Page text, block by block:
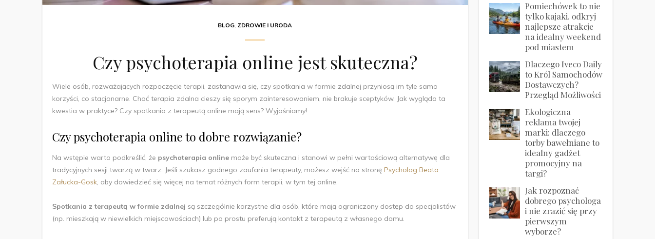
BLOG ZDROWIE I URODA
Czy psychoterapia online jest skuteczna?
Wiele osób, rozważających rozpoczęcie terapii, zastanawia się, czy spotkania w formie zdalnej przyniosą im tyle samo
korzyści, co stacjonarne. Choć terapia zdalna cieszy się sporym zainteresowaniem, nie brakuje sceptyków. Jak wygląda ta
kwestia w praktyce? Czy spotkania z terapeutą online mają sens? Wyjaśniamy!
Czy psychoterapia online to dobre rozwiązanie?
Na wstępie warto podkreślić, że psychoterapia online może być skuteczna i stanowi w pełni wartościową alternatywę dla
tradycyjnych sesji twarzą w twarz. Jeśli szukasz godnego zaufania terapeuty, możesz wejść na stronę Psycholog Beata
Załucka-Gosk, aby dowiedzieć się więcej na temat różnych form terapii, w tym tej online.
Spotkania z terapeutą w formie zdalnej są szczególnie korzystne dla osób, które mają ograniczony dostęp do specjalistów
(np. mieszkają w niewielkich miejscowościach) lub po prostu preferują kontakt z terapeutą z własnego domu.
Pomiechówek to nie
tylko kajaki. odkryj
najlepsze atrakcje
na idealny weekend
pod miastem
Dlaczego Iveco Daily
to Król Samochodów
Dostawczych?
Przegląd Możliwości
Ekologiczna
reklama twojej
marki: dlaczego
torby bawełniane to
idealny gadżet
promocyjny na
targi?
Jak rozpoznać
dobrego psychologa
i nie zrazić się przy
pierwszym
wyborze?